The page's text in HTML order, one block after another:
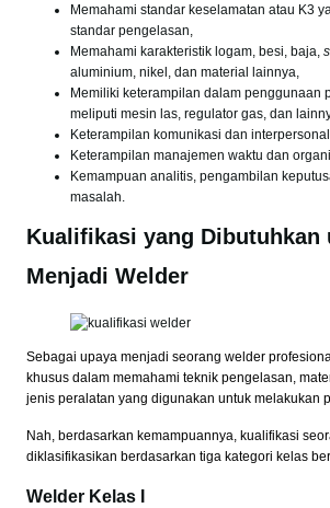
Memahami standar keselamatan atau K3
standar pengelasan,
Memahami karakteristik logam, besi, baja,
aluminium, nikel, dan material lainnya,
Memiliki keterampilan dalam penggunaan
meliputi mesin las, regulator gas, dan
Keterampilan komunikasi dan
Keterampilan manajemen waktu dan
Kemampuan analitis, pengambilan
masalah.
Kualifikasi yang Dibutuhkan
Menjadi Welder
Sebagai upaya menjadi seorang welder
khusus dalam memahami teknik pengelasan,
jenis peralatan yang digunakan untuk melakukan
Nah, berdasarkan kemampuannya, kualifikasi
diklasifikasikan berdasarkan tiga kategori kelas
Welder Kelas I